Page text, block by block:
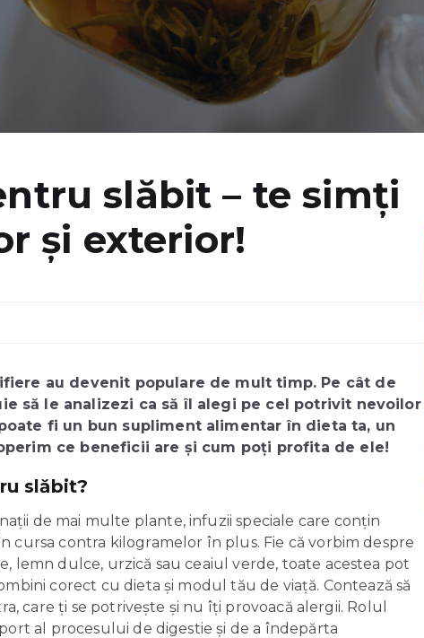
slăbit – te simți
și exterior!
au devenit populare de mult timp. Pe cât de
să le analizezi ca să îl alegi pe cel potrivit nevoilor
fi un bun supliment alimentar în dieta ta, un
ce beneficii are și cum poți profita de ele!
slăbit?
de mai multe plante, infuzii speciale care conțin
contra kilogramelor în plus. Fie că vorbim despre
lemn dulce, urzică sau ceaiul verde, toate acestea pot
corect cu dieta și modul tău de viață. Contează să
care ți se potrivește și nu îți provoacă alergii. Rolul
al procesului de digestie și de a îndepărta